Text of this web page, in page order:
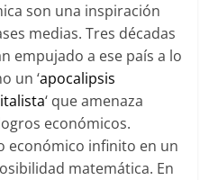
son una inspiración
medias. Tres décadas
empujado a ese país a lo
un ‘apocalipsis
‘ que amenaza
económicos.
económico infinito en un
matemática. En